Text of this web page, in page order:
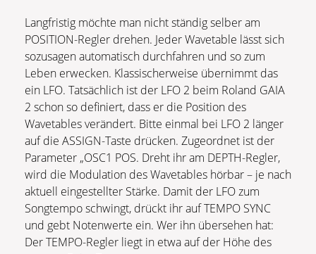
Langfristig möchte man nicht ständig selber am
POSITION-Regler drehen. Jeder Wavetable lässt sich
sozusagen automatisch durchfahren und so zum
Leben erwecken. Klassischerweise übernimmt das
ein LFO. Tatsächlich ist der LFO 2 beim Roland GAIA
2 schon so definiert, dass er die Position des
Wavetables verändert. Bitte einmal bei LFO 2 länger
auf die ASSIGN-Taste drücken. Zugeordnet ist der
Parameter „OSC1 POS. Dreht ihr am DEPTH-Regler,
wird die Modulation des Wavetables hörbar – je nach
aktuell eingestellter Stärke. Damit der LFO zum
Songtempo schwingt, drückt ihr auf TEMPO SYNC
und gebt Notenwerte ein. Wer ihn übersehen hat:
Der TEMPO-Regler liegt in etwa auf der Höhe des